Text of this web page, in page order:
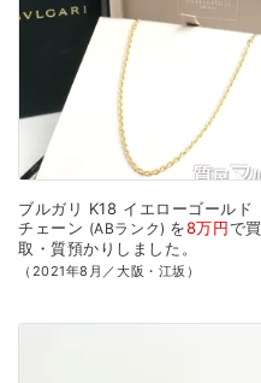
ブルガリ K18 イエローゴールド
チェーン
ABランク を8万円で買
取・質預かり しました。
（2021年8月／大阪・江坂）